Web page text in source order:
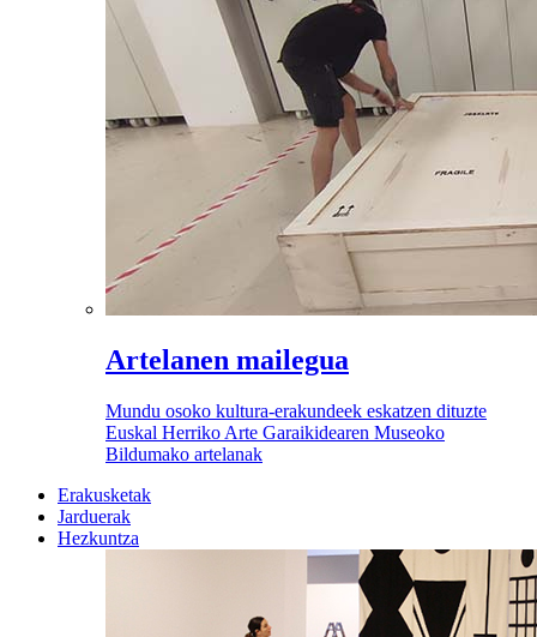
Artelanen mailegua
Mundu osoko kultura-erakundeek eskatzen dituzte
Euskal Herriko Arte Garaikidearen Museoko
Bildumako artelanak
Erakusketak
Jarduerak
Hezkuntza